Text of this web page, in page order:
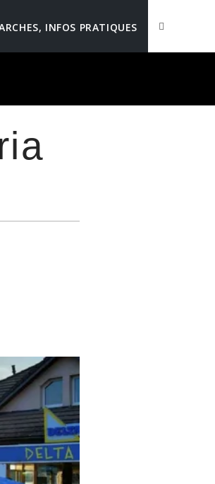
INFOS PRATIQUES